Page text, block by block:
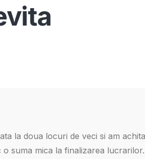
la doua locuri de veci si am
suma mica la finalizarea lucrarilor.